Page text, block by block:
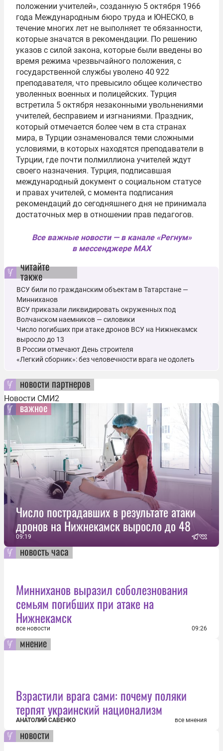
положении учителей», созданную 5 октября 1966
года Международным бюро труда и ЮНЕСКО, в
течение многих лет не выполняет те обязанности,
которые значатся в рекомендации. По решению
указов с силой закона, которые были введены во
время режима чрезвычайного положения, с
государственной службы уволено 40 922
преподавателя, что превысило общее количество
уволенных военных и полицейских. Турция
встретила 5 октября незаконными увольнениями
учителей, бесправием и изгнаниями. Праздник,
который отмечается более чем в ста странах
мира, в Турции ознаменовался теми сложными
условиями, в которых находятся преподаватели в
Турции, где почти полмиллиона учителей ждут
своего назначения. Турция, подписавшая
международный документ о социальном статусе
и правах учителей, с момента подписания
рекомендаций до сегодняшнего дня не принимала
достаточных мер в отношении прав педагогов.
Все важные новости — в канале «Регнум»
в мессенджере MAX
читайте
также
ВСУ били по гражданским объектам в Татарстане ―
Минниханов
ВСУ приказали ликвидировать окруженных под
Волчанском наемников — силовики
Число погибших при атаке дронов ВСУ на Нижнекамск
выросло до 13
В России отмечают День строителя
«Легкий сборник»: без человечности врага не одолеть
новости партнеров
Новости СМИ2
важное
Число пострадавших в результате атаки
дронов на Нижнекамск выросло до 48
09:19
новость часа
Минниханов выразил соболезнования
семьям погибших при атаке на
Нижнекамск
все новости 09:26
мнение
Взрастили врага сами: почему поляки
терпят украинский национализм
АНАТОЛИЙ САВЕНКО все мнения
новости